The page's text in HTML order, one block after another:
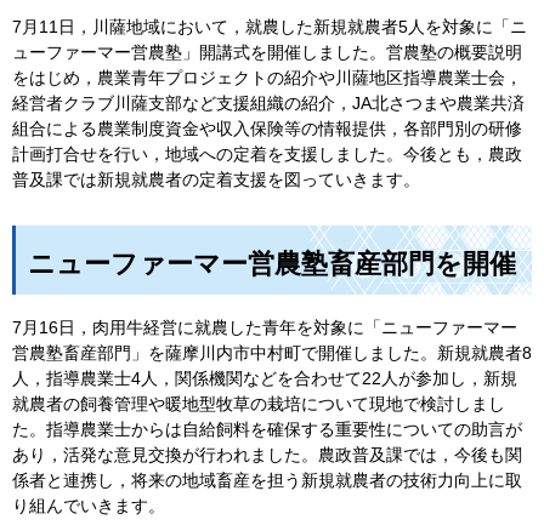
7月11日，川薩地域において，就農した新規就農者5人を対象に「ニ
ューファーマー営農塾」開講式を開催しました。営農塾の概要説明
をはじめ，農業青年プロジェクトの紹介や川薩地区指導農業士会，
経営者クラブ川薩支部など支援組織の紹介，JA北さつまや農業共済
組合による農業制度資金や収入保険等の情報提供，各部門別の研修
計画打合せを行い，地域への定着を支援しました。今後とも，農政
普及課では新規就農者の定着支援を図っていきます。
ニューファーマー営農塾畜産部門を開催
7月16日，肉用牛経営に就農した青年を対象に「ニューファーマー
営農塾畜産部門」を薩摩川内市中村町で開催しました。新規就農者8
人，指導農業士4人，関係機関などを合わせて22人が参加し，新規
就農者の飼養管理や暖地型牧草の栽培について現地で検討しまし
た。指導農業士からは自給飼料を確保する重要性についての助言が
あり，活発な意見交換が行われました。農政普及課では，今後も関
係者と連携し，将来の地域畜産を担う新規就農者の技術力向上に取
り組んでいきます。